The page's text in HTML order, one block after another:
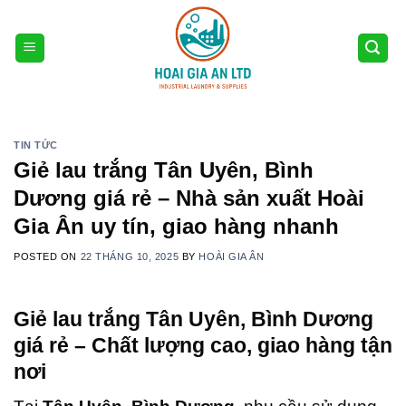
content
TIN TỨC
Giẻ lau trắng Tân Uyên, Bình
Dương giá rẻ – Nhà sản xuất Hoài
Gia Ân uy tín, giao hàng nhanh
POSTED ON 22 THÁNG 10, 2025 BY HOÀI GIA ÂN
Giẻ lau trắng Tân Uyên, Bình Dương
giá rẻ – Chất lượng cao, giao hàng tận
nơi